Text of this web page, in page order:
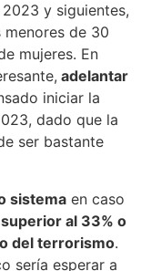
y siguientes,
de 30
mujeres. En
adelantar
iniciar la
dado que la
ser bastante
sistema en caso
al 33% o
del terrorismo.
sería esperar a